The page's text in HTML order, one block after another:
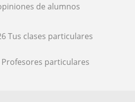
de alumnos
Tus clases particulares
Profesores particulares